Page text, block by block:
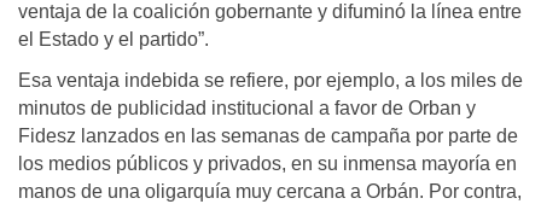
ventaja de la coalición gobernante y difuminó la línea entre
el Estado y el partido”.
Esa ventaja indebida se refiere, por ejemplo, a los miles de
minutos de publicidad institucional a favor de Orban y
Fidesz lanzados en las semanas de campaña por parte de
los medios públicos y privados, en su inmensa mayoría en
manos de una oligarquía muy cercana a Orbán. Por contra,